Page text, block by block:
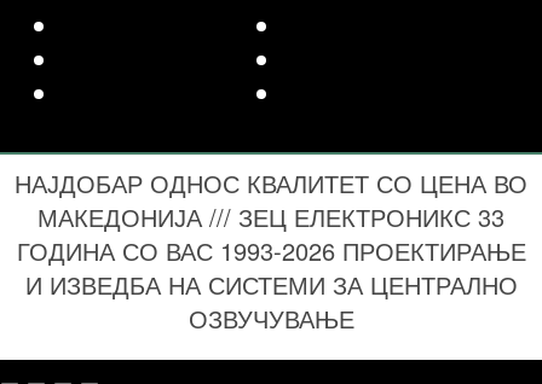
НАЈДОБАР ОДНОС КВАЛИТЕТ СО ЦЕНА ВО
МАКЕДОНИЈА /// ЗЕЦ ЕЛЕКТРОНИКС 33
ГОДИНА СО ВАС 1993-2026 ПРОЕКТИРАЊЕ
И ИЗВЕДБА НА СИСТЕМИ ЗА ЦЕНТРАЛНО
ОЗВУЧУВАЊЕ